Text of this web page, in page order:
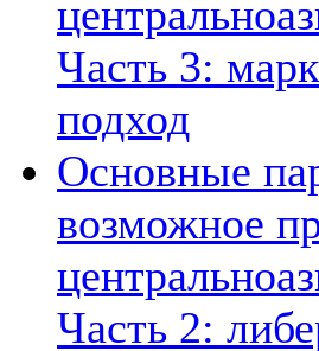
Часть 3:
подход
Основные
возможное
Часть 2: